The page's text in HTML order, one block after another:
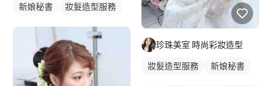
新娘秘書 妝髮造型服務
珍珠美室 時尚彩妝造型
妝髮造型服務 新娘秘書